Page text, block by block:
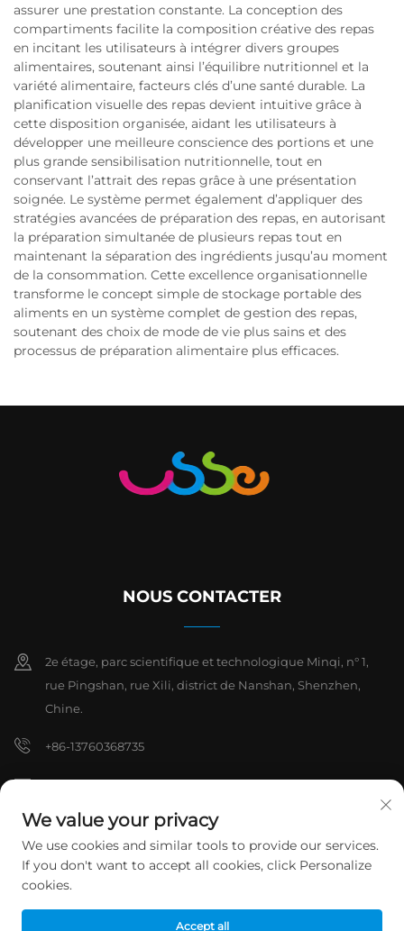
assurer une prestation constante. La conception des
compartiments facilite la composition créative des repas
en incitant les utilisateurs à intégrer divers groupes
alimentaires, soutenant ainsi l’équilibre nutritionnel et la
variété alimentaire, facteurs clés d’une santé durable. La
planification visuelle des repas devient intuitive grâce à
cette disposition organisée, aidant les utilisateurs à
développer une meilleure conscience des portions et une
plus grande sensibilisation nutritionnelle, tout en
conservant l’attrait des repas grâce à une présentation
soignée. Le système permet également d’appliquer des
stratégies avancées de préparation des repas, en autorisant
la préparation simultanée de plusieurs repas tout en
maintenant la séparation des ingrédients jusqu’au moment
de la consommation. Cette excellence organisationnelle
transforme le concept simple de stockage portable des
aliments en un système complet de gestion des repas,
soutenant des choix de mode de vie plus sains et des
processus de préparation alimentaire plus efficaces.
NOUS CONTACTER
2e étage, parc scientifique et technologique Minqi, n° 1,
rue Pingshan, rue Xili, district de Nanshan, Shenzhen,
Chine.
+86-13760368735
[email protected]
Droits d'auteur © 2026 Shenzhen Hanchuan Industrial Co., Ltd. Tous
droits réservés. Politique de confidentialité
We value your privacy
We use cookies and similar tools to provide our services.
If you don't want to accept all cookies, click Personalize
cookies.
Accept all